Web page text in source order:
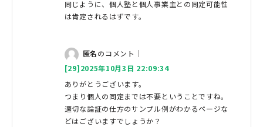
同じように、個人塾と個人事業主との同定可能性
は肯定されるはずです。
匿名のコメント｜
[29]2025年10月3日 22:09:34
ありがとうございます。
つまり個人の同定までは不要ということですね。
適切な論証の仕方のサンプル例がわかるページな
どはございますでしょうか？